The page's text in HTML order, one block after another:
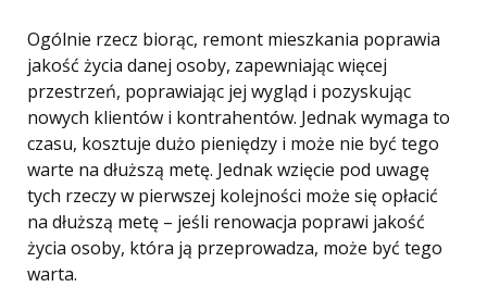
Ogólnie rzecz biorąc, remont mieszkania poprawia
jakość życia danej osoby, zapewniając więcej
przestrzeń, poprawiając jej wygląd i pozyskując
nowych klientów i kontrahentów. Jednak wymaga to
czasu, kosztuje dużo pieniędzy i może nie być tego
warte na dłuższą metę. Jednak wzięcie pod uwagę
tych rzeczy w pierwszej kolejności może się opłacić
na dłuższą metę – jeśli renowacja poprawi jakość
życia osoby, która ją przeprowadza, może być tego
warta.